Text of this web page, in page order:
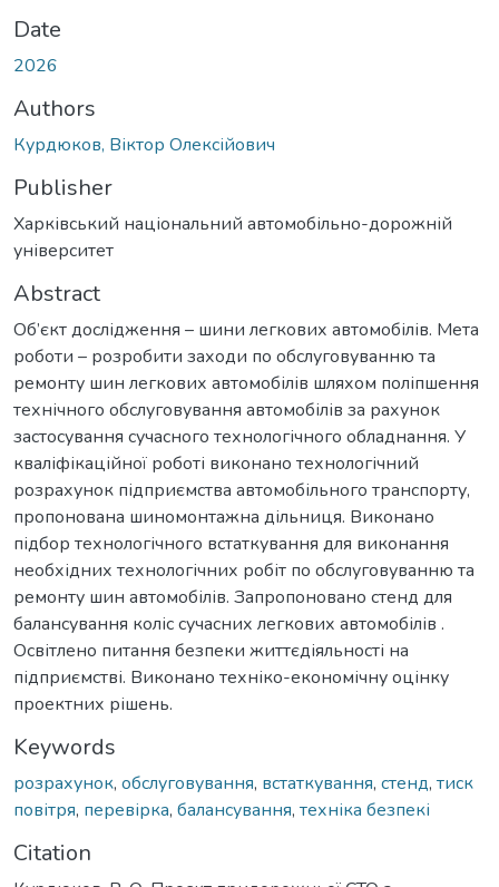
Date
2026
Authors
Курдюков, Віктор Олексійович
Publisher
Харківський національний автомобільно-дорожній
університет
Abstract
Об’єкт дослідження – шини легкових автомобілів. Мета
роботи – розробити заходи по обслуговуванню та
ремонту шин легкових автомобілів шляхом поліпшення
технічного обслуговування автомобілів за рахунок
застосування сучасного технологічного обладнання. У
кваліфікаційної роботі виконано технологічний
розрахунок підприємства автомобільного транспорту,
пропонована шиномонтажна дільниця. Виконано
підбор технологічного встаткування для виконання
необхідних технологічних робіт по обслуговуванню та
ремонту шин автомобілів. Запропоновано стенд для
балансування коліс сучасних легкових автомобілів .
Освітлено питання безпеки життєдіяльності на
підприємстві. Виконано техніко-економічну оцінку
проектних рішень.
Keywords
розрахунок, обслуговування, встаткування, стенд, тиск
повітря, перевірка, балансування, техніка безпекі
Citation